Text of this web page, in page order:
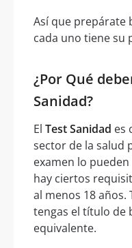
Así que prepárate
cada uno tiene su
¿Por Qué
Sanidad?
El Test Sanidad es
sector de la salud
examen lo
hay ciertos
al menos 18
tengas el título de
equivalente.